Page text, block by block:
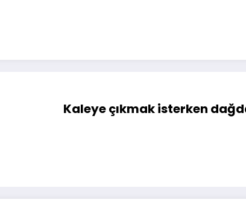
Kaleye çıkmak isterken